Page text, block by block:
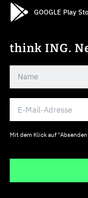
GOOGLE Play
think ING.
Mit dem Klick auf